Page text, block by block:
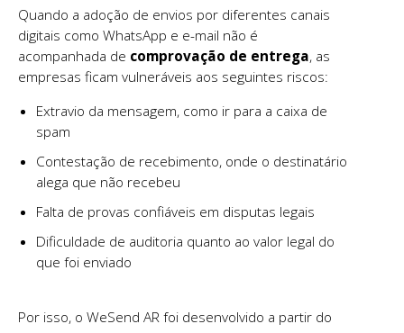
Quando a adoção de envios por diferentes canais
digitais como WhatsApp e e-mail não é
acompanhada de comprovação de entrega, as
empresas ficam vulneráveis aos seguintes riscos:
Extravio da mensagem, como ir para a caixa de
spam
Contestação de recebimento, onde o destinatário
alega que não recebeu
Falta de provas confiáveis em disputas legais
Dificuldade de auditoria quanto ao valor legal do
que foi enviado
Por isso, o WeSend AR foi desenvolvido a partir do